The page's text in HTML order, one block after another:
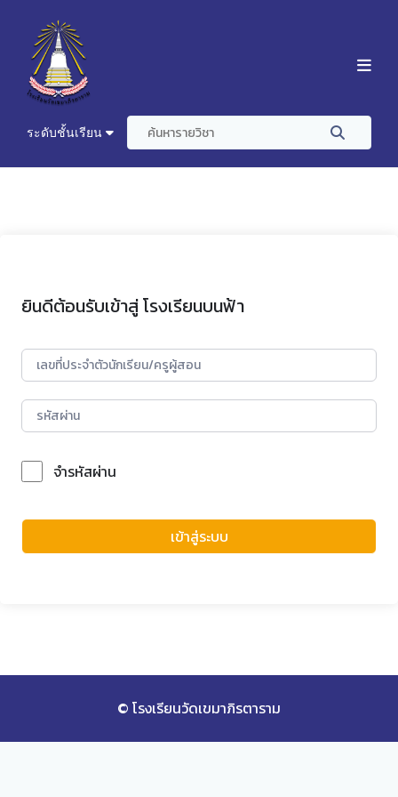
ระดับชั้นเรียน
ยินดีต้อนรับเข้าสู่ โรงเรียนบนฟ้า
จำรหัสผ่าน
เข้าสู่ระบบ
© โรงเรียนวัดเขมาภิรตาราม